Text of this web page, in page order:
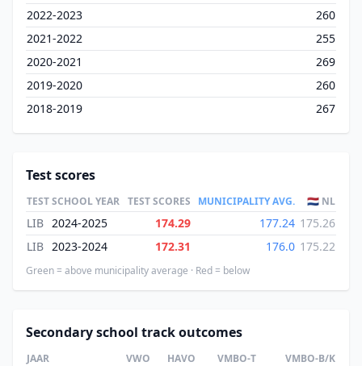
2022-2023
260
2021-2022
255
2020-2021
269
2019-2020
260
2018-2019
267
Test scores
TESTSCHOOL YEAR TEST SCORES MUNICIPALITY AVG. 🇳🇱 NL
LIB 2024-2025 174.29 177.24 175.26
LIB 2023-2024 172.31 176.0 175.22
Green = above municipality average · Red = below
Secondary school track outcomes
JAAR VWO HAVO VMBO-T VMBO-B/K